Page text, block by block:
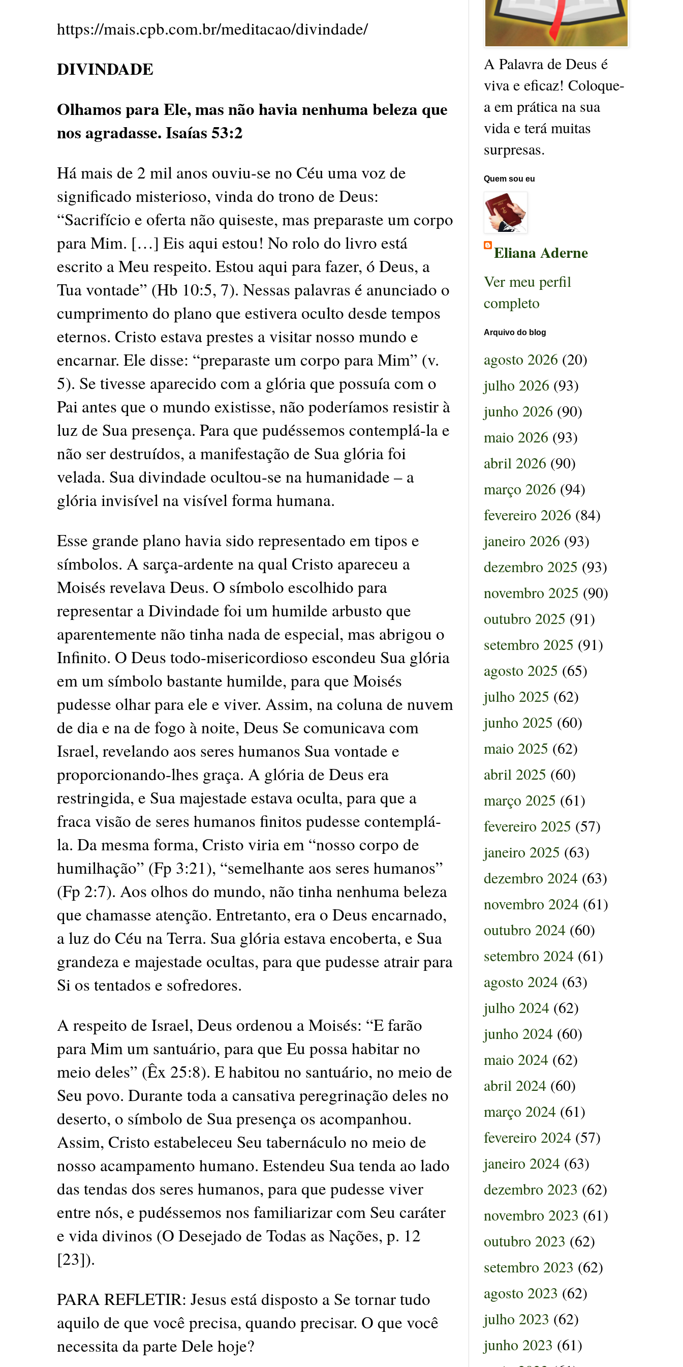
https://mais.cpb.com.br/meditacao/divindade/
DIVINDADE
Olhamos para Ele, mas não havia nenhuma beleza que
nos agradasse. Isaías 53:2
Há mais de 2 mil anos ouviu-se no Céu uma voz de
significado misterioso, vinda do trono de Deus:
“Sacrifício e oferta não quiseste, mas preparaste um corpo
para Mim. […] Eis aqui estou! No rolo do livro está
escrito a Meu respeito. Estou aqui para fazer, ó Deus, a
Tua vontade” (Hb 10:5, 7). Nessas palavras é anunciado o
cumprimento do plano que estivera oculto desde tempos
eternos. Cristo estava prestes a visitar nosso mundo e
encarnar. Ele disse: “preparaste um corpo para Mim” (v.
5). Se tivesse aparecido com a glória que possuía com o
Pai antes que o mundo existisse, não poderíamos resistir à
luz de Sua presença. Para que pudéssemos contemplá-la e
não ser destruídos, a manifestação de Sua glória foi
velada. Sua divindade ocultou-se na humanidade – a
glória invisível na visível forma humana.
Esse grande plano havia sido representado em tipos e
símbolos. A sarça-ardente na qual Cristo apareceu a
Moisés revelava Deus. O símbolo escolhido para
representar a Divindade foi um humilde arbusto que
aparentemente não tinha nada de especial, mas abrigou o
Infinito. O Deus todo-misericordioso escondeu Sua glória
em um símbolo bastante humilde, para que Moisés
pudesse olhar para ele e viver. Assim, na coluna de nuvem
de dia e na de fogo à noite, Deus Se comunicava com
Israel, revelando aos seres humanos Sua vontade e
proporcionando-lhes graça. A glória de Deus era
restringida, e Sua majestade estava oculta, para que a
fraca visão de seres humanos finitos pudesse contemplá-
la. Da mesma forma, Cristo viria em “nosso corpo de
humilhação” (Fp 3:21), “semelhante aos seres humanos”
(Fp 2:7). Aos olhos do mundo, não tinha nenhuma beleza
que chamasse atenção. Entretanto, era o Deus encarnado,
a luz do Céu na Terra. Sua glória estava encoberta, e Sua
grandeza e majestade ocultas, para que pudesse atrair para
Si os tentados e sofredores.
A respeito de Israel, Deus ordenou a Moisés: “E farão
para Mim um santuário, para que Eu possa habitar no
meio deles” (Êx 25:8). E habitou no santuário, no meio de
Seu povo. Durante toda a cansativa peregrinação deles no
deserto, o símbolo de Sua presença os acompanhou.
Assim, Cristo estabeleceu Seu tabernáculo no meio de
nosso acampamento humano. Estendeu Sua tenda ao lado
das tendas dos seres humanos, para que pudesse viver
entre nós, e pudéssemos nos familiarizar com Seu caráter
e vida divinos (O Desejado de Todas as Nações, p. 12
[23]).
PARA REFLETIR: Jesus está disposto a Se tornar tudo
aquilo de que você precisa, quando precisar. O que você
necessita da parte Dele hoje?
A Palavra de Deus é
viva e eficaz! Coloque-
a em prática na sua
vida e terá muitas
surpresas.
Quem sou eu
Eliana Aderne
Ver meu perfil
completo
Arquivo do blog
agosto 2026 (20)
julho 2026 (93)
junho 2026 (90)
maio 2026 (93)
abril 2026 (90)
março 2026 (94)
fevereiro 2026 (84)
janeiro 2026 (93)
dezembro 2025 (93)
novembro 2025 (90)
outubro 2025 (91)
setembro 2025 (91)
agosto 2025 (65)
julho 2025 (62)
junho 2025 (60)
maio 2025 (62)
abril 2025 (60)
março 2025 (61)
fevereiro 2025 (57)
janeiro 2025 (63)
dezembro 2024 (63)
novembro 2024 (61)
outubro 2024 (60)
setembro 2024 (61)
agosto 2024 (63)
julho 2024 (62)
junho 2024 (60)
maio 2024 (62)
abril 2024 (60)
março 2024 (61)
fevereiro 2024 (57)
janeiro 2024 (63)
dezembro 2023 (62)
novembro 2023 (61)
outubro 2023 (62)
setembro 2023 (62)
agosto 2023 (62)
julho 2023 (62)
junho 2023 (61)